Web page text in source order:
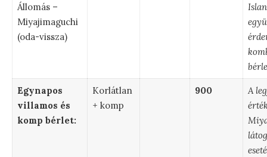
Állomás –
Miyajimaguchi
(oda-vissza)
Egynapos
villamos és
komp bérlet:
Korlátlan
+ komp
900
A